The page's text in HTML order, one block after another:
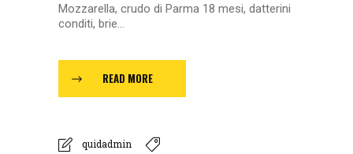
Mozzarella, crudo di Parma 18 mesi, datterini
conditi, brie...
READ MORE
quidadmin